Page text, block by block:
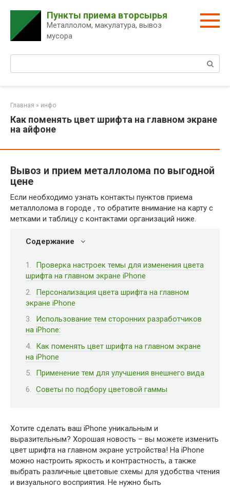
контенту
Пункты приема вторсырья
Металлолом, макулатура, вывоз
мусора
Главная » инфо
Как поменять цвет шрифта на главном экране
на айфоне
Вывоз и прием металлолома по выгодной
цене
Если необходимо узнать контакты пунктов приема
металлолома в городе , то обратите внимание на карту с
метками и таблицу с контактами организаций ниже.
Содержание
Проверка настроек темы для изменения цвета
шрифта на главном экране iPhone
Персонализация цвета шрифта на главном
экране iPhone
Использование тем сторонних разработчиков
на iPhone:
Как поменять цвет шрифта на главном экране
на iPhone
Применение тем для улучшения внешнего вида
Советы по подбору цветовой гаммы
Хотите сделать ваш iPhone уникальным и
выразительным? Хорошая новость – вы можете изменить
цвет шрифта на главном экране устройства! На iPhone
можно настроить яркость и контрастность, а также
выбрать различные цветовые схемы для удобства чтения
и визуального восприятия. Не нужно быть